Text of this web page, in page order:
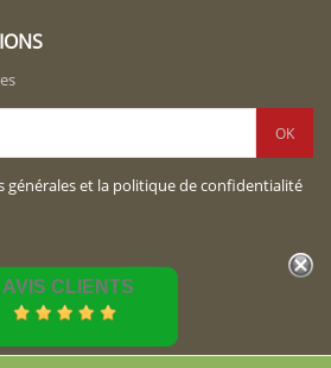
générales et la politique de confidentialité
AVIS CLIENTS